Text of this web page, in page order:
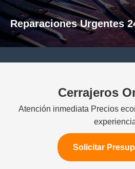
Reparaciones Urgentes
Cerrajeros
Atención inmediata Precios
Solicitar